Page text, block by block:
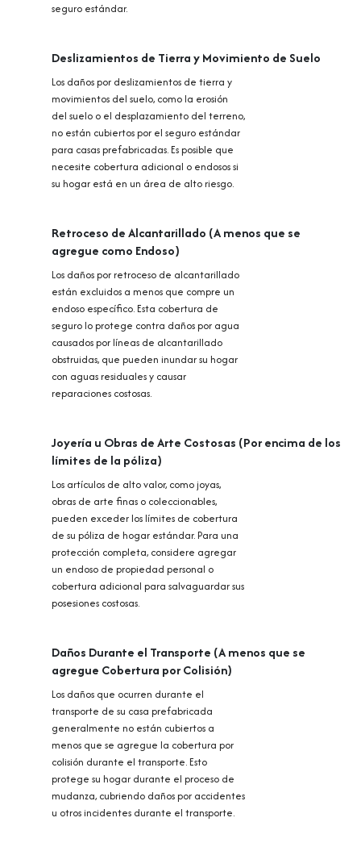
seguro estándar.
Deslizamientos de Tierra y Movimiento de Suelo
Los daños por deslizamientos de tierra y
movimientos del suelo, como la erosión
del suelo o el desplazamiento del terreno,
no están cubiertos por el seguro estándar
para casas prefabricadas. Es posible que
necesite cobertura adicional o endosos si
su hogar está en un área de alto riesgo.
Retroceso de Alcantarillado (A menos que se
agregue como Endoso)
Los daños por retroceso de alcantarillado
están excluidos a menos que compre un
endoso específico. Esta cobertura de
seguro lo protege contra daños por agua
causados por líneas de alcantarillado
obstruidas, que pueden inundar su hogar
con aguas residuales y causar
reparaciones costosas.
Joyería u Obras de Arte Costosas (Por encima de los
límites de la póliza)
Los artículos de alto valor, como joyas,
obras de arte finas o coleccionables,
pueden exceder los límites de cobertura
de su póliza de hogar estándar. Para una
protección completa, considere agregar
un endoso de propiedad personal o
cobertura adicional para salvaguardar sus
posesiones costosas.
Daños Durante el Transporte (A menos que se
agregue Cobertura por Colisión)
Los daños que ocurren durante el
transporte de su casa prefabricada
generalmente no están cubiertos a
menos que se agregue la cobertura por
colisión durante el transporte. Esto
protege su hogar durante el proceso de
mudanza, cubriendo daños por accidentes
u otros incidentes durante el transporte.